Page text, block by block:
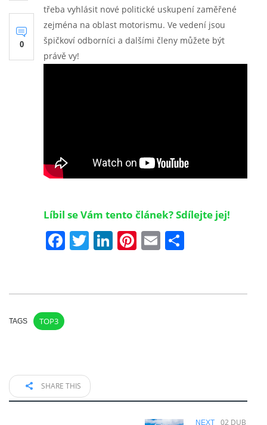
0
třeba vyhlásit nové politické uskupení zaměřené
zejména na oblast motorismu. Ve vedení jsou
špičkoví odborníci a dalšími členy můžete být
právě vy!
Líbil se Vám tento článek? Sdílejte jej!
Facebook
Twitter
LinkedIn
Pinterest
Email
TAGS TOP3
SHARE THIS
NEXT 02 DUB